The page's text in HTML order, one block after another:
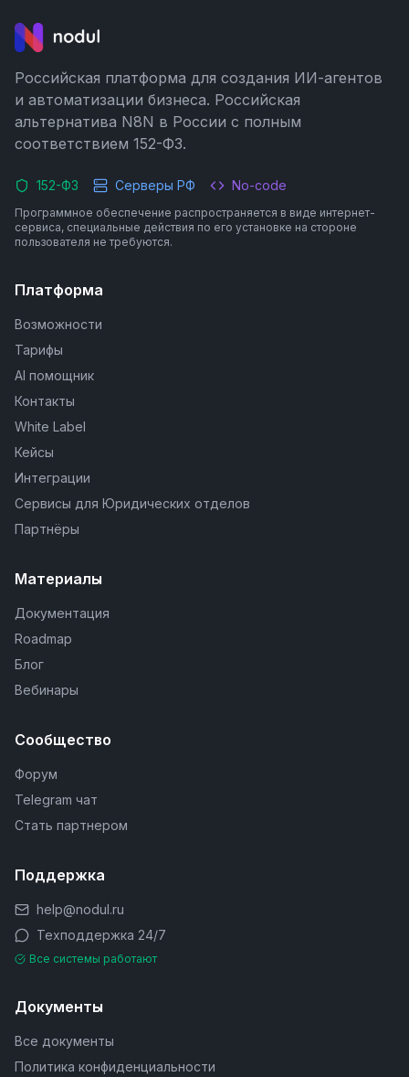
Российская платформа для создания ИИ-агентов
и автоматизации бизнеса. Российская
альтернатива N8N в России с полным
соответствием 152-ФЗ.
152-ФЗ Серверы РФ No-code
Программное обеспечение распространяется в виде интернет-
сервиса, специальные действия по его установке на стороне
пользователя не требуются.
Платформа
Возможности
Тарифы
AI помощник
Контакты
White Label
Кейсы
Интеграции
Сервисы для Юридических отделов
Партнёры
Материалы
Документация
Roadmap
Блог
Вебинары
Сообщество
Форум
Telegram чат
Стать партнером
Поддержка
help@nodul.ru
Техподдержка 24/7
Все системы работают
Документы
Все документы
Политика конфиденциальности